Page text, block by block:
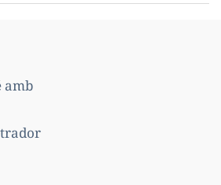
amb